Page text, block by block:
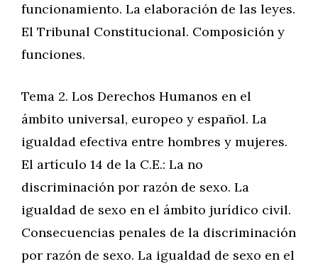
funcionamiento. La elaboración de las leyes.
El Tribunal Constitucional. Composición y
funciones.
Tema 2. Los Derechos Humanos en el
ámbito universal, europeo y español. La
igualdad efectiva entre hombres y mujeres.
El artículo 14 de la C.E.: La no
discriminación por razón de sexo. La
igualdad de sexo en el ámbito jurídico civil.
Consecuencias penales de la discriminación
por razón de sexo. La igualdad de sexo en el